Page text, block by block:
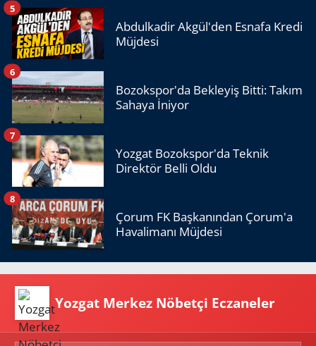
Abdulkadir Akgül'den Esnafa Kredi
Müjdesi
5
Bozokspor'da Bekleyiş Bitti: Takım
Sahaya İniyor
6
Yozgat Bozokspor'da Teknik
Direktör Belli Oldu
7
Çorum FK Başkanından Çorum'a
Havalimanı Müjdesi
8
Yozgat Merkez Nöbetçi Eczaneler